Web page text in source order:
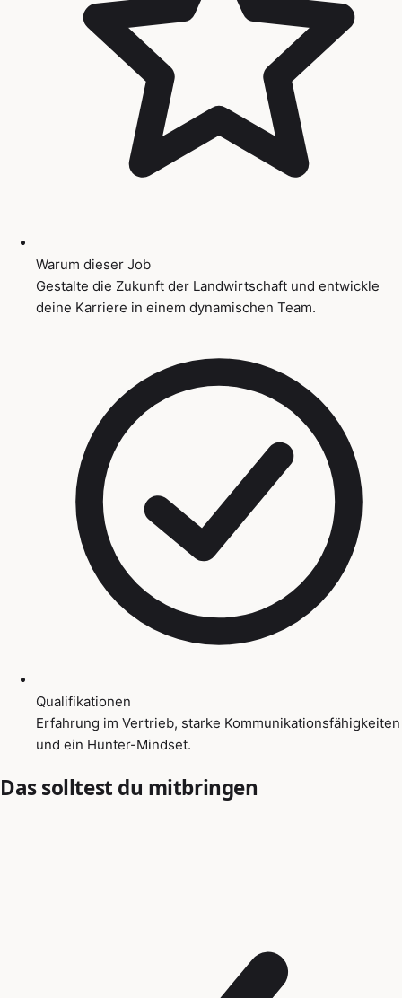
Warum dieser Job
Gestalte die Zukunft der Landwirtschaft und entwickle
deine Karriere in einem dynamischen Team.
Qualifikationen
Erfahrung im Vertrieb, starke Kommunikationsfähigkeiten
und ein Hunter-Mindset.
Das solltest du mitbringen